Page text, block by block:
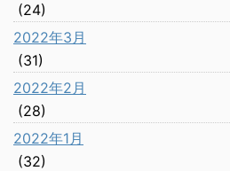
(24)
2022年3月
(31)
2022年2月
(28)
2022年1月
(32)